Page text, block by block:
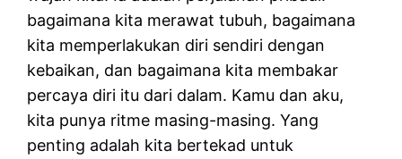
bagaimana kita merawat tubuh, bagaimana
kita memperlakukan diri sendiri dengan
kebaikan, dan bagaimana kita membakar
percaya diri itu dari dalam. Kamu dan aku,
kita punya ritme masing-masing. Yang
penting adalah kita bertekad untuk